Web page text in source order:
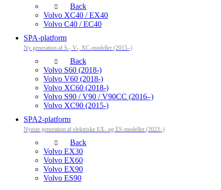
Back
Volvo XC40 / EX40
Volvo C40 / EC40
SPA-platform
Ny generation af S-, V-, XC-modeller (2015–)
Back
Volvo S60 (2018-)
Volvo V60 (2018-)
Volvo XC60 (2018-)
Volvo S90 / V90 / V90CC (2016–)
Volvo XC90 (2015-)
SPA2-platform
Nyeste generation af elektriske EX- og ES-modeller (2023–)
Back
Volvo EX30
Volvo EX60
Volvo EX90
Volvo ES90